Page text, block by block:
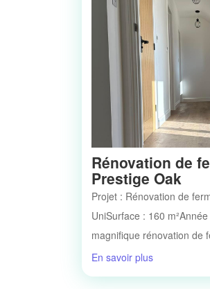
Rénovation de
Prestige Oak
Projet : Rénovation de
UniSurface : 160
magnifique rénovation de
En savoir plus